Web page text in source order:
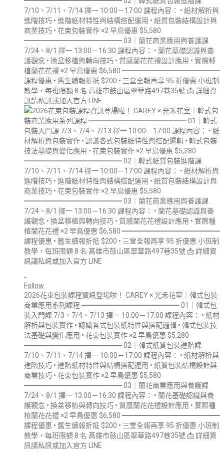
•
Follow
2026花束包裝課程資訊登場啦！ CAREY × 光禾花室｜韓式包裝
商業應用系列課程 ━━━━━━━━━━━━━━ 01｜韓式包
裝入門課 7/3、7/4、7/13 擇一 10:00－17:00 課程內容： • 紙材
解析與包裝實作 • 認識各式包裝紙特性與搭配邏輯 • 韓式包裝技
法基礎與變化應用 • 花束包裝實作 ×2 早鳥優惠 $5,280
━━━━━━━━━━━━━━ 02｜韓式紙質包裝進階課
7/10、7/11、7/14 擇一 10:00－17:00 課程內容： • 紙材解析與
進階技巧 • 進階紙材特性與結構搭配運用 • 紙質包裝結構設計與
商業技巧 • 花束包裝實作 ×2 早鳥優惠 $5,580
━━━━━━━━━━━━━━ 03｜蘭花商業應用與養護課
7/24、8/1 擇一 13:00－16:30 課程內容： • 蘭花基礎認識與養
護觀念 • 換盆移植與轉向技巧 • 質感蘭花花禮設計應用 • 實際種
植蘭花花禮 ×2 早鳥優惠 $6,580 ━━━━━━━━━━━━━━
課程優惠 • 舊生續報折抵 $200 • 三堂全報再享 95 折優惠 小班制
教學，每班限額 8 名 高雄市鼓山區翠華路497巷35號 📩 詳細資
訊請私訊或加入官方 LINE